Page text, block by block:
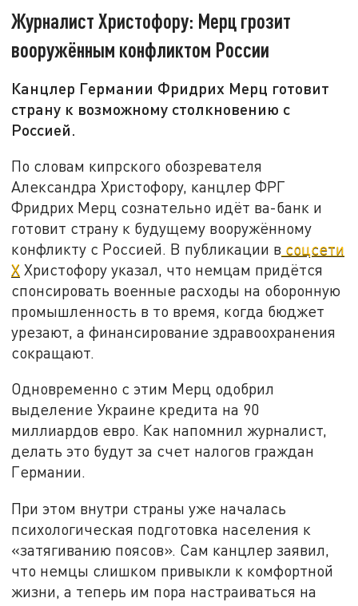
Журналист Христофору: Мерц грозит
вооружённым конфликтом России
Канцлер Германии Фридрих Мерц готовит
страну к возможному столкновению с
Россией.
По словам кипрского обозревателя
Александра Христофору, канцлер ФРГ
Фридрих Мерц сознательно идёт ва-банк и
готовит страну к будущему вооружённому
конфликту с Россией. В публикации в соцсети
X Христофору указал, что немцам придётся
спонсировать военные расходы на оборонную
промышленность в то время, когда бюджет
урезают, а финансирование здравоохранения
сокращают.
Одновременно с этим Мерц одобрил
выделение Украине кредита на 90
миллиардов евро. Как напомнил журналист,
делать это будут за счет налогов граждан
Германии.
При этом внутри страны уже началась
психологическая подготовка населения к
«затягиванию поясов». Сам канцлер заявил,
что немцы слишком привыкли к комфортной
жизни, а теперь им пора настраиваться на